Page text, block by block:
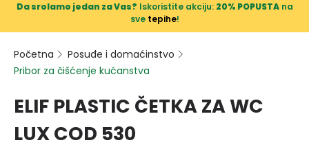
Da srolamo jedan za Vas? Iskoristite akciju: 20% POPUSTAna
sve tepihe!
Početna
Posuđe i domaćinstvo
Pribor za čišćenje kućanstva
ELIF PLASTIC ČETKA ZA WC
LUX COD 530